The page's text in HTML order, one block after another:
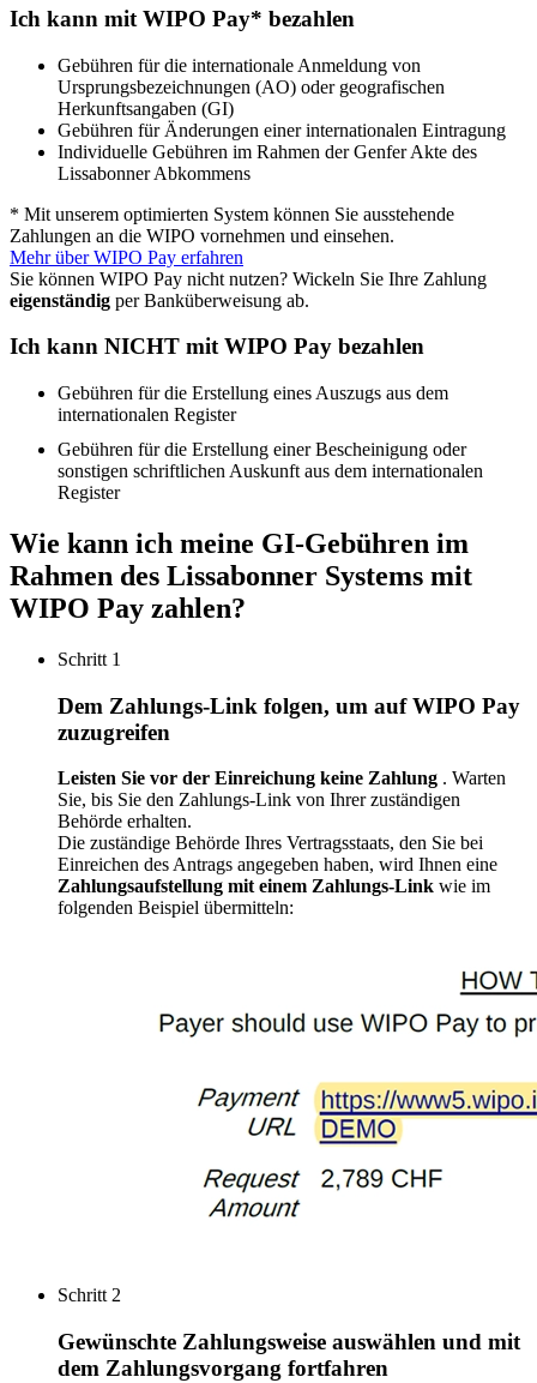
Ich kann mit WIPO Pay* bezahlen
Gebühren für die internationale Anmeldung von
Ursprungsbezeichnungen (AO) oder geografischen
Herkunftsangaben (GI)
Gebühren für Änderungen einer internationalen Eintragung
Individuelle Gebühren im Rahmen der Genfer Akte des
Lissabonner Abkommens
* Mit unserem optimierten System können Sie ausstehende
Zahlungen an die WIPO vornehmen und einsehen.
Mehr über WIPO Pay erfahren
Sie können WIPO Pay nicht nutzen? Wickeln Sie Ihre Zahlung
eigenständig per Banküberweisung ab.
Ich kann NICHT mit WIPO Pay bezahlen
Gebühren für die Erstellung eines Auszugs aus dem
internationalen Register
​​​​​​​Gebühren für die Erstellung einer Bescheinigung oder
sonstigen schriftlichen Auskunft aus dem internationalen
Register
Wie kann ich meine GI-Gebühren im
Rahmen des Lissabonner Systems mit
WIPO Pay zahlen?
Schritt 1
Dem Zahlungs-Link folgen, um auf WIPO Pay
zuzugreifen
Leisten Sie vor der Einreichung keine Zahlung . Warten
Sie, bis Sie den Zahlungs-Link von Ihrer zuständigen
Behörde erhalten.
Die zuständige Behörde Ihres Vertragsstaats, den Sie bei
Einreichen des Antrags angegeben haben, wird Ihnen eine
Zahlungsaufstellung mit einem Zahlungs-Link wie im
folgenden Beispiel übermitteln:
Schritt 2
Gewünschte Zahlungsweise auswählen und mit
dem Zahlungsvorgang fortfahren